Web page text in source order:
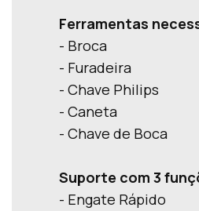
Ferramentas
- Broca
- Furadeira
- Chave Philips
- Caneta
- Chave de Boca
Suporte com 3
- Engate Rápido